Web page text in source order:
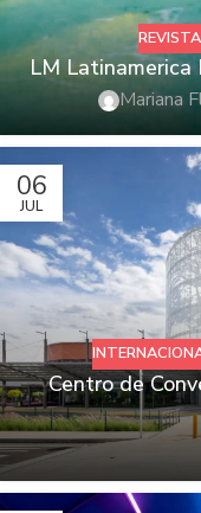
LM
Mariana
06
JUL
Centro de